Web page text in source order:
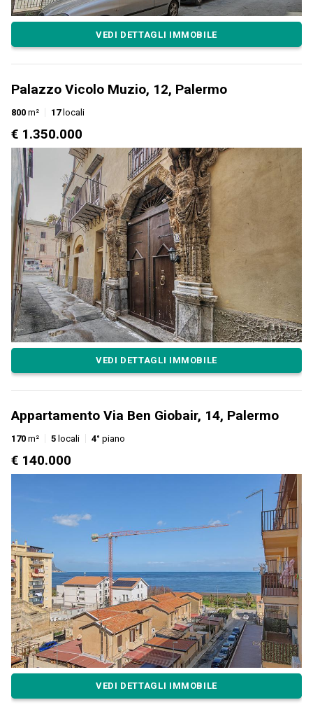
VEDI DETTAGLI IMMOBILE
Palazzo Vicolo Muzio, 12, Palermo
800 m² 17locali
€ 1.350.000
VEDI DETTAGLI IMMOBILE
Appartamento Via Ben Giobair, 14, Palermo
170 m² 5 locali 4° piano
€ 140.000
VEDI DETTAGLI IMMOBILE